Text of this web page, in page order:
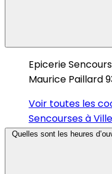
Epicerie
Maurice Paillard
Voir toutes les
Sencourses à
Quelles sont les heures